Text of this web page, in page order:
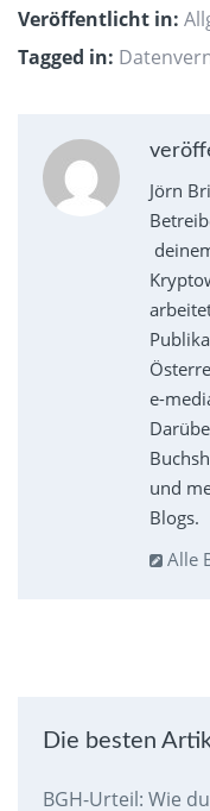
Veröffentlicht in:
Tagged in:
Jörn
e-
und
Blogs.
Alle
Die besten
BGH-Urteil: Wie